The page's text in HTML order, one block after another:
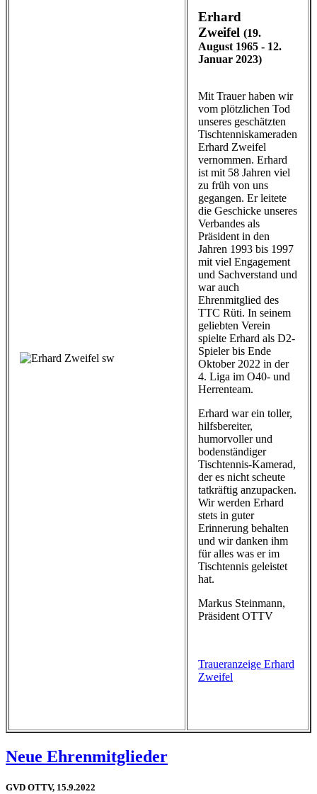
Erhard
Zweifel (19.
August 1965 - 12.
Januar 2023)
Mit Trauer haben wir
vom plötzlichen Tod
unseres geschätzten
Tischtenniskameraden
Erhard Zweifel
vernommen. Erhard
ist mit 58 Jahren viel
zu früh von uns
gegangen. Er leitete
die Geschicke unseres
Verbandes als
Präsident in den
Jahren 1993 bis 1997
mit viel Engagement
und Sachverstand und
war auch
Ehrenmitglied des
TTC Rüti. In seinem
geliebten Verein
spielte Erhard als D2-
Spieler bis Ende
Oktober 2022 in der
4. Liga im O40- und
Herrenteam.
Erhard war ein toller,
hilfsbereiter,
humorvoller und
bodenständiger
Tischtennis-Kamerad,
der es nicht scheute
tatkräftig anzupacken.
Wir werden Erhard
stets in guter
Erinnerung behalten
und wir danken ihm
für alles was er im
Tischtennis geleistet
hat.
Markus Steinmann,
Präsident OTTV
Traueranzeige Erhard
Zweifel
Neue Ehrenmitglieder
GVD OTTV, 15.9.2022